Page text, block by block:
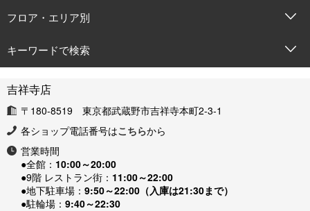
フロア・エリア別
キーワードで検索
吉祥寺店
〒180-8519 東京都武蔵野市吉祥寺本町2-3-1
各ショップ電話番号はこちらから
営業時間
●全館： 10:00～20:00
●9階 レストラン街： 11:00～22:00
●地下駐車場： 9:50～22:00（入庫は21:30まで）
●駐輪場： 9:40～22:30